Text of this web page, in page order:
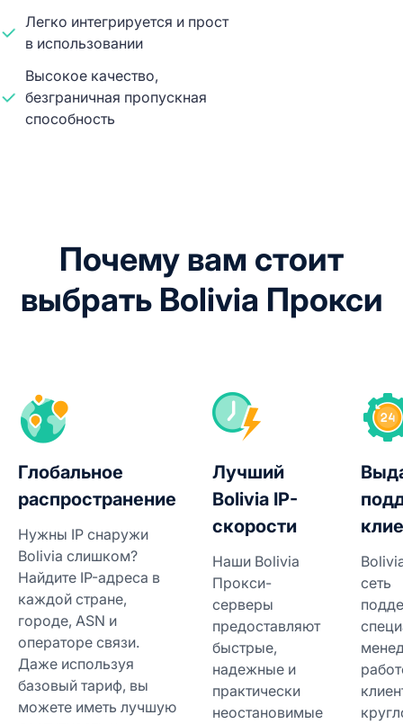
Легко интегрируется и прост
в использовании
Высокое качество,
безграничная пропускная
способность
Почему вам стоит
выбрать Bolivia Прокси
Глобальное
распространение
Нужны IP снаружи
Bolivia слишком?
Найдите IP-адреса в
каждой стране,
городе, ASN и
операторе связи.
Даже используя
базовый тариф, вы
можете иметь лучшую
Лучший
Bolivia IP-
скорости
Наши Bolivia
Прокси-
серверы
предоставляют
быстрые,
надежные и
практически
неостановимые
сеть